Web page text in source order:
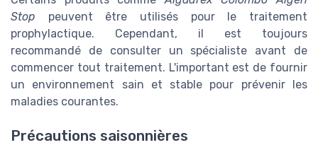
Stop peuvent être utilisés pour le traitement
prophylactique. Cependant, il est toujours
recommandé de consulter un spécialiste avant de
commencer tout traitement. L'important est de fournir
un environnement sain et stable pour prévenir les
maladies courantes.
Précautions saisonnières